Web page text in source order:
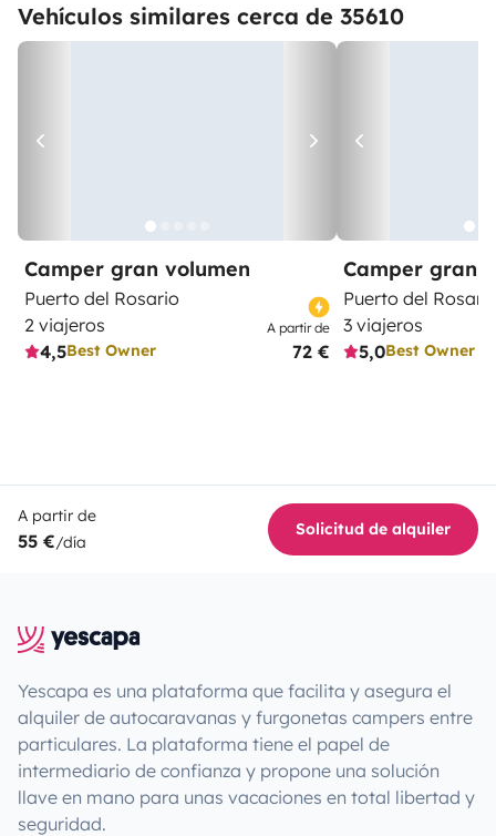
Vehículos similares cerca de 35610
Camper gran volumen
Puerto del Rosario
2 viajeros
4,5Best Owner
A partir de
72 €
Camper gran
Puerto del
3 viajeros
5,0Best Owner
A partir de
55 €/día
Solicitud de alquiler
Yescapa es una plataforma que facilita y asegura el
alquiler de autocaravanas y furgonetas campers entre
particulares. La plataforma tiene el papel de
intermediario de confianza y propone una solución
llave en mano para unas vacaciones en total libertad y
seguridad.